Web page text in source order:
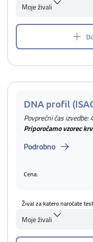
Moje živali
DNA profil
Povprečni čas
Priporočamo vzorec
Podrobno
Cena:
Žival za katero naročate test
Moje živali